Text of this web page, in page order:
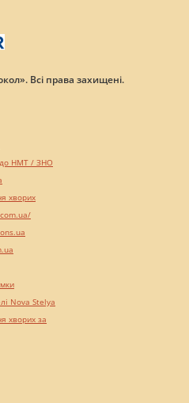
Всі права захищені.
до НМТ / ЗНО
хворих
Nova Stelya
хворих за